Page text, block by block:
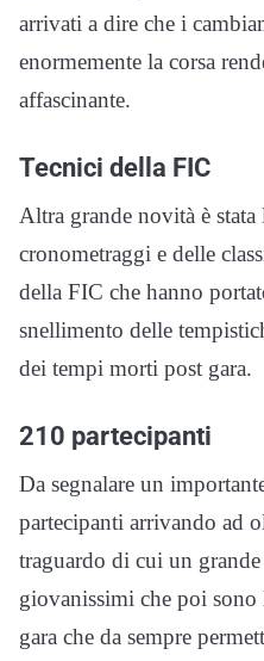
arrivati a dire che i
enormemente la corsa
affascinante.
Tecnici della FIC
Altra grande novità è stata
cronometraggi e delle
della FIC che hanno
snellimento delle
dei tempi morti post gara.
210 partecipanti
Da segnalare un
partecipanti arrivando ad
traguardo di cui un
giovanissimi che poi sono
gara che da sempre